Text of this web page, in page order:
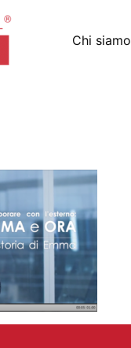
Chi siamo